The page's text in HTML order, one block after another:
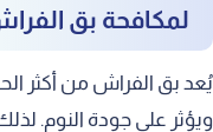
لمكافحة بق
يُعد بق الفراش من أكثر
ويؤثر على جودة النوم.